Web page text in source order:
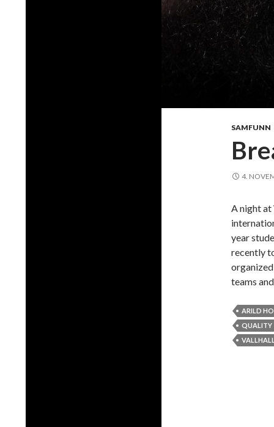
SAMFUNN
4.
A night at
year
recently
teams
ARILD
QUALITY
VALLHALL